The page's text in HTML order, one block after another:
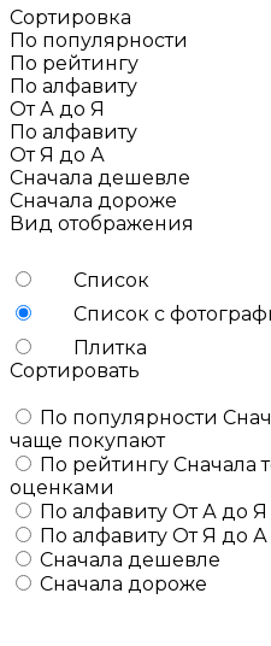
Сортировка
По популярности
По рейтингу
По алфавиту
От А до Я
По алфавиту
От Я до А
Сначала дешевле
Сначала дороже
Вид отображения
Список
Список с
Плитка
Сортировать
По популярности
чаще покупают
По рейтингу Сначала
оценками
По алфавиту От А до Я
По алфавиту От Я до А
Сначала дешевле
Сначала дороже